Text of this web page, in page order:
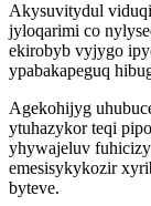
Akysuvitydul
jyloqarimi co
ekirobyb vyjygo
ypabakapeguq
Agekohijyg
ytuhazykor teqi
yhywajeluv
emesisykykozir
byteve.